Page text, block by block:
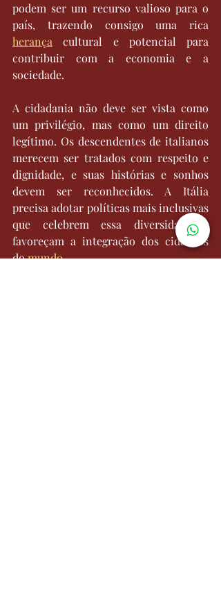
podem ser um recurso valioso para o
herança cultural e potencial para
contribuir com a economia e a
sociedade.
A cidadania não deve ser vista como
um privilégio, mas como um direito
legítimo. Os descendentes de italianos
merecem ser tratados com respeito e
dignidade, e suas histórias e sonhos
devem ser reconhecidos. A Itália
precisa adotar políticas mais inclusivas
que celebrem essa diversidade e
favoreçam a integração dos cidadãos
do mundo.